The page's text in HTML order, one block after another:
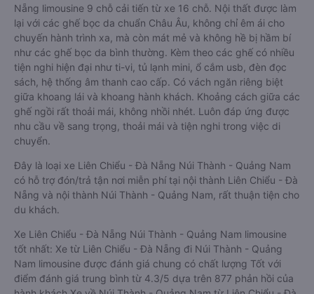
Nẵng limousine 9 chỗ cải tiến từ xe 16 chỗ. Nội thất được làm
lại với các ghế bọc da chuẩn Châu Âu, không chỉ êm ái cho
chuyến hành trình xa, mà còn mát mẻ và không hề bị hầm bí
như các ghế bọc da bình thường. Kèm theo các ghế có nhiều
tiện nghi hiện đại như ti-vi, tủ lạnh mini, ổ cắm usb, đèn đọc
sách, hệ thống âm thanh cao cấp. Có vách ngăn riêng biệt
giữa khoang lái và khoang hành khách. Khoảng cách giữa các
ghế ngồi rất thoải mái, không nhồi nhét. Luôn đáp ứng được
nhu cầu về sang trọng, thoải mái và tiện nghi trong việc di
chuyển.
Đây là loại xe Liên Chiểu - Đà Nẵng Núi Thành - Quảng Nam
có hỗ trợ đón/trả tận nơi miễn phí tại nội thành Liên Chiểu - Đà
Nẵng và nội thành Núi Thành - Quảng Nam, rất thuận tiện cho
du khách.
Xe Liên Chiểu - Đà Nẵng Núi Thành - Quảng Nam limousine
tốt nhất: Xe từ Liên Chiểu - Đà Nẵng đi Núi Thành - Quảng
Nam limousine được đánh giá chung có chất lượng Tốt với
điểm đánh giá trung bình từ 4.3/5 dựa trên 877 phản hồi của